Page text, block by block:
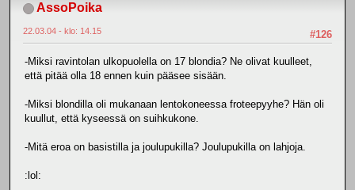
AssoPoika
#126
22.03.04 - klo: 14.15
-Miksi ravintolan ulkopuolella on 17 blondia? Ne olivat kuulleet,
että pitää olla 18 ennen kuin pääsee sisään.
-Miksi blondilla oli mukanaan lentokoneessa froteepyyhe? Hän oli
kuullut, että kyseessä on suihkukone.
-Mitä eroa on basistilla ja joulupukilla? Joulupukilla on lahjoja.
:lol: